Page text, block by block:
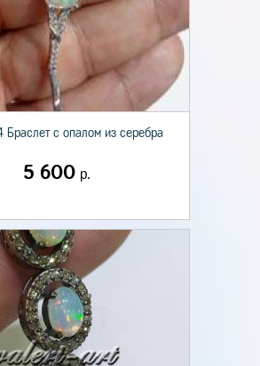
Браслет с опалом из серебра
5 600 р.